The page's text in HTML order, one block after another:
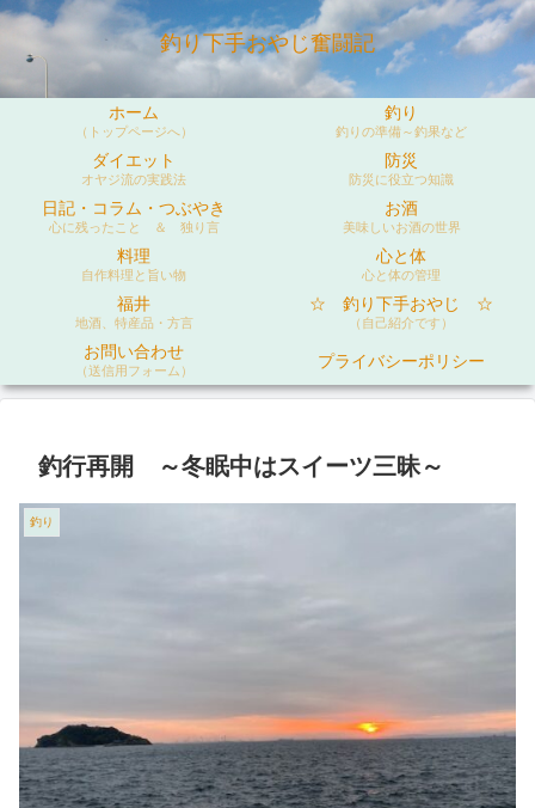
釣り下手おやじ奮闘記
ホーム
（トップページへ）
釣り
釣りの準備～釣果など
ダイエット
オヤジ流の実践法
防災
防災に役立つ知識
日記・コラム・つぶやき
心に残ったこと ＆ 独り言
お酒
美味しいお酒の世界
料理
自作料理と旨い物
心と体
心と体の管理
福井
地酒、特産品・方言
☆ 釣り下手おやじ ☆
（自己紹介です）
お問い合わせ
（送信用フォーム） プライバシーポリシー
釣行再開 ～冬眠中はスイーツ三昧～
釣り